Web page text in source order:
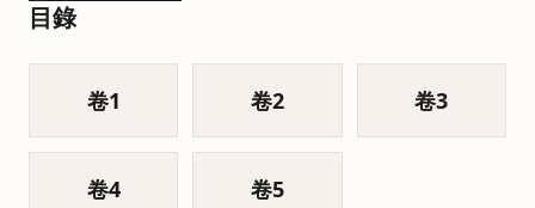
目錄
卷1 卷2 卷3
卷4 卷5